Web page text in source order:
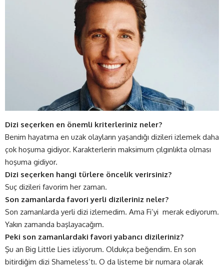
Dizi seçerken en önemli kriterleriniz neler?
Benim hayatıma en uzak olayların yaşandığı dizileri izlemek daha
çok hoşuma gidiyor. Karakterlerin maksimum çılgınlıkta olması
hoşuma gidiyor.
Dizi seçerken hangi türlere öncelik verirsiniz?
Suç dizileri favorim her zaman.
Son zamanlarda favori yerli dizileriniz neler?
Son zamanlarda yerli dizi izlemedim. Ama Fi’yi merak ediyorum.
Yakın zamanda başlayacağım.
Peki son zamanlardaki favori yabancı dizileriniz?
Şu an Big Little Lies izliyorum. Oldukça beğendim. En son
bitirdiğim dizi Shameless’tı. O da listeme bir numara olarak